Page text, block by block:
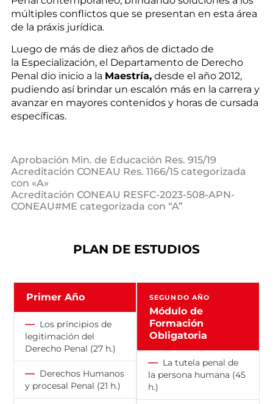
múltiples conflictos que se presentan en esta área
de la práxis jurídica.
Luego de más de diez años de dictado de
la Especialización, el Departamento de Derecho
Penal dio inicio a la Maestría,desde el año 2012,
pudiendo así brindar un escalón más en la carrera y
avanzar en mayores contenidos y horas de cursada
específicas.
Aprobación Min. de Educación Res. 915/19
Acreditación CONEAU Res. 1166/15 categorizada
con «A»
Acreditación CONEAU RESFC-2023-508-APN-
CONEAU#ME categorizada con “A”
PLAN DE ESTUDIOS
Primer Año
— Los principios de
legitimación del
Derecho Penal (27 h.)
— Derechos Humanos
y procesal Penal (21 h.)
SEGUNDO AÑO
Módulo de
Formación
Obligatoria
— La tutela penal de
la persona humana (45
h.)